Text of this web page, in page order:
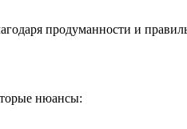
продуманности и
нюансы: